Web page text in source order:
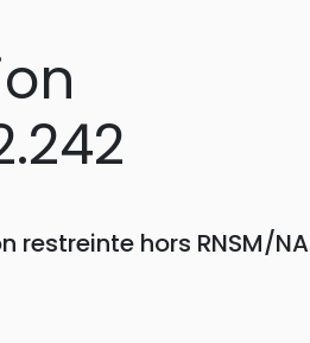
restreinte hors RNSM/NA